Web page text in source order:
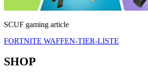
SCUF gaming article
FORTNITE WAFFEN-TIER-LISTE
SHOP